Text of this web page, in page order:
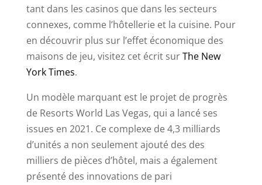
tant dans les casinos que dans les secteurs
connexes, comme l’hôtellerie et la cuisine. Pour
en découvrir plus sur l’effet économique des
maisons de jeu, visitez cet écrit surThe New
York Times.
Un modèle marquant est le projet de progrès
de Resorts World Las Vegas, qui a lancé ses
issues en 2021. Ce complexe de 4,3 milliards
d’unités a non seulement ajouté des des
milliers de pièces d’hôtel, mais a également
présenté des innovations de pari